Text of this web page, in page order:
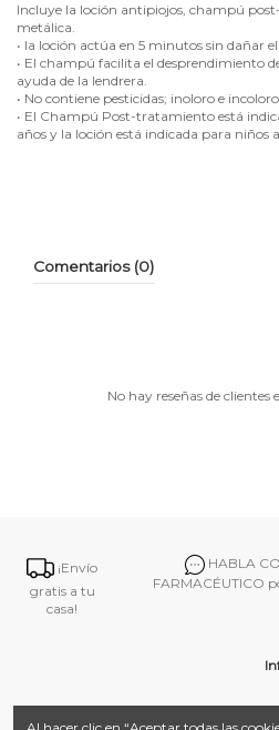
Incluye la loción antipiojos, champú
metálica.
• la loción actúa en 5 minutos sin dañar
• El champú facilita el desprendimiento
ayuda de la lendrera.
• No contiene pesticidas; inoloro e
• El Champú Post-tratamiento está
años y la loción está indicada para niños
Comentarios (0)
No hay reseñas de clientes
¡Envío
gratis a tu
casa!
HABLA
FARMACÉUTICO